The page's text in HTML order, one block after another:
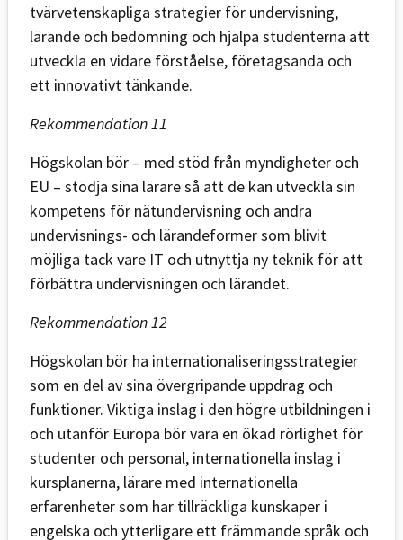
tvärvetenskapliga strategier för undervisning,
lärande och bedömning och hjälpa studenterna att
utveckla en vidare förståelse, företagsanda och
ett innovativt tänkande.
Rekommendation 11
Högskolan bör – med stöd från myndigheter och
EU – stödja sina lärare så att de kan utveckla sin
kompetens för nätundervisning och andra
undervisnings- och lärandeformer som blivit
möjliga tack vare IT och utnyttja ny teknik för att
förbättra undervisningen och lärandet.
Rekommendation 12
Högskolan bör ha internationaliseringsstrategier
som en del av sina övergripande uppdrag och
funktioner. Viktiga inslag i den högre utbildningen i
och utanför Europa bör vara en ökad rörlighet för
studenter och personal, internationella inslag i
kursplanerna, lärare med internationella
erfarenheter som har tillräckliga kunskaper i
engelska och ytterligare ett främmande språk och